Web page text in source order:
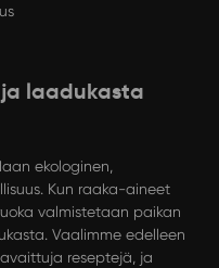
laadukasta
ekologinen,
Kun raaka-aineet
valmistetaan paikan
Vaalimme edelleen
reseptejä, ja